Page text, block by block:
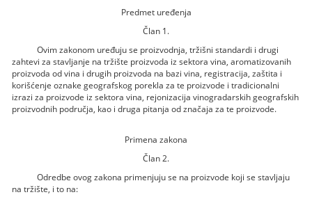
Predmet uređenja
Član 1.
Ovim zakonom uređuju se proizvodnja, tržišni standardi i drugi
zahtevi za stavljanje na tržište proizvoda iz sektora vina, aromatizovanih
proizvoda od vina i drugih proizvoda na bazi vina, registracija, zaštita i
korišćenje oznake geografskog porekla za te proizvode i tradicionalni
izrazi za proizvode iz sektora vina, rejonizacija vinogradarskih geografskih
proizvodnih područja, kao i druga pitanja od značaja za te proizvode.
Primena zakona
Član 2.
Odredbe ovog zakona primenjuju se na proizvode koji se stavljaju
na tržište, i to na: